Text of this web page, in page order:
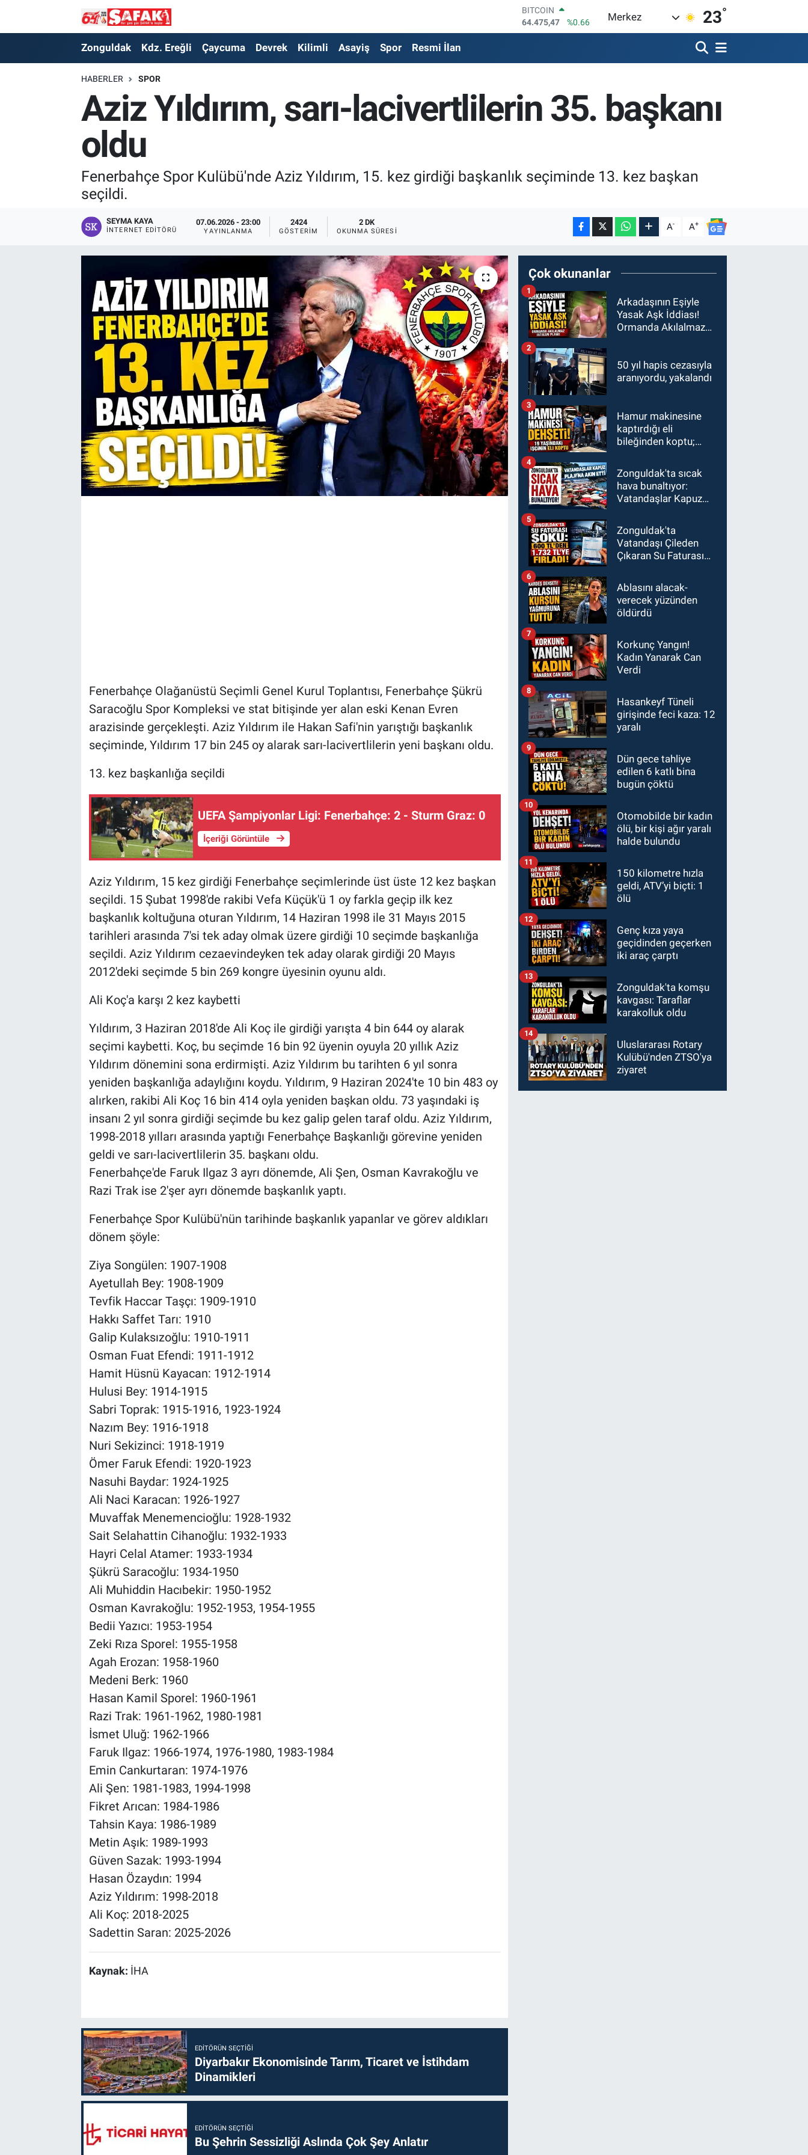
DOLAR
47,5971
%0.05
STERLİN
6518.23
%0.39
BİST100
13.703
%0
Merkez 23°
Zonguldak Kdz. Ereğli Çaycuma Devrek Kilimli Asayiş Spor Resmi İlan
HABERLER SPOR
Aziz Yıldırım, sarı-lacivertlilerin 35. başkanı
oldu
Fenerbahçe Spor Kulübü'nde Aziz Yıldırım, 15. kez girdiği başkanlık seçiminde 13. kez başkan
seçildi.
SEYMA KAYA
İNTERNET EDITÖRÜ
07.06.2026 - 23:00
YAYINLANMA
2424
GÖSTERIM
2 DK
OKUNMA SÜRESI A- A+
Fenerbahçe Olağanüstü Seçimli Genel Kurul Toplantısı, Fenerbahçe Şükrü
Saracoğlu Spor Kompleksi ve stat bitişinde yer alan eski Kenan Evren
arazisinde gerçekleşti. Aziz Yıldırım ile Hakan Safi'nin yarıştığı başkanlık
seçiminde, Yıldırım 17 bin 245 oy alarak sarı-lacivertlilerin yeni başkanı oldu.
13. kez başkanlığa seçildi
UEFA Şampiyonlar Ligi: Fenerbahçe: 2 - Sturm Graz: 0
İçeriği Görüntüle
Aziz Yıldırım, 15 kez girdiği Fenerbahçe seçimlerinde üst üste 12 kez başkan
seçildi. 15 Şubat 1998'de rakibi Vefa Küçük'ü 1 oy farkla geçip ilk kez
başkanlık koltuğuna oturan Yıldırım, 14 Haziran 1998 ile 31 Mayıs 2015
tarihleri arasında 7'si tek aday olmak üzere girdiği 10 seçimde başkanlığa
seçildi. Aziz Yıldırım cezaevindeyken tek aday olarak girdiği 20 Mayıs
2012'deki seçimde 5 bin 269 kongre üyesinin oyunu aldı.
Ali Koç'a karşı 2 kez kaybetti
Yıldırım, 3 Haziran 2018'de Ali Koç ile girdiği yarışta 4 bin 644 oy alarak
seçimi kaybetti. Koç, bu seçimde 16 bin 92 üyenin oyuyla 20 yıllık Aziz
Yıldırım dönemini sona erdirmişti. Aziz Yıldırım bu tarihten 6 yıl sonra
yeniden başkanlığa adaylığını koydu. Yıldırım, 9 Haziran 2024'te 10 bin 483 oy
alırken, rakibi Ali Koç 16 bin 414 oyla yeniden başkan oldu. 73 yaşındaki iş
insanı 2 yıl sonra girdiği seçimde bu kez galip gelen taraf oldu. Aziz Yıldırım,
1998-2018 yılları arasında yaptığı Fenerbahçe Başkanlığı görevine yeniden
geldi ve sarı-lacivertlilerin 35. başkanı oldu.
Fenerbahçe'de Faruk Ilgaz 3 ayrı dönemde, Ali Şen, Osman Kavrakoğlu ve
Razi Trak ise 2'şer ayrı dönemde başkanlık yaptı.
Fenerbahçe Spor Kulübü'nün tarihinde başkanlık yapanlar ve görev aldıkları
dönem şöyle:
Ziya Songülen: 1907-1908
Ayetullah Bey: 1908-1909
Tevfik Haccar Taşçı: 1909-1910
Hakkı Saffet Tarı: 1910
Galip Kulaksızoğlu: 1910-1911
Osman Fuat Efendi: 1911-1912
Hamit Hüsnü Kayacan: 1912-1914
Hulusi Bey: 1914-1915
Sabri Toprak: 1915-1916, 1923-1924
Nazım Bey: 1916-1918
Nuri Sekizinci: 1918-1919
Ömer Faruk Efendi: 1920-1923
Nasuhi Baydar: 1924-1925
Ali Naci Karacan: 1926-1927
Muvaffak Menemencioğlu: 1928-1932
Sait Selahattin Cihanoğlu: 1932-1933
Hayri Celal Atamer: 1933-1934
Şükrü Saracoğlu: 1934-1950
Ali Muhiddin Hacıbekir: 1950-1952
Osman Kavrakoğlu: 1952-1953, 1954-1955
Bedii Yazıcı: 1953-1954
Zeki Rıza Sporel: 1955-1958
Agah Erozan: 1958-1960
Medeni Berk: 1960
Hasan Kamil Sporel: 1960-1961
Razi Trak: 1961-1962, 1980-1981
İsmet Uluğ: 1962-1966
Faruk Ilgaz: 1966-1974, 1976-1980, 1983-1984
Emin Cankurtaran: 1974-1976
Ali Şen: 1981-1983, 1994-1998
Fikret Arıcan: 1984-1986
Tahsin Kaya: 1986-1989
Metin Aşık: 1989-1993
Güven Sazak: 1993-1994
Hasan Özaydın: 1994
Aziz Yıldırım: 1998-2018
Ali Koç: 2018-2025
Sadettin Saran: 2025-2026
Kaynak: İHA
EDITÖRÜN SEÇTIĞI
Diyarbakır Ekonomisinde Tarım, Ticaret ve İstihdam
Dinamikleri
EDITÖRÜN SEÇTIĞI
Bu Şehrin Sessizliği Aslında Çok Şey Anlatır
Çok okunanlar
Arkadaşının Eşiyle
Yasak Aşk İddiası!
Ormanda Akılalmaz
1
50 yıl hapis cezasıyla
aranıyordu, yakalandı
2
Hamur makinesine
kaptırdığı eli
bileğinden koptu;
3
Zonguldak'ta sıcak
hava bunaltıyor:
Vatandaşlar Kapuz
4
Zonguldak'ta
Vatandaşı Çileden
Çıkaran Su Faturası
1700 TL'ye
5
Ablasını alacak-
verecek yüzünden
öldürdü
6
Korkunç Yangın!
Kadın Yanarak Can
Verdi
7
Hasankeyf Tüneli
girişinde feci kaza: 12
yaralı
8
Dün gece tahliye
edilen 6 katlı bina
bugün çöktü
9
Otomobilde bir kadın
ölü, bir kişi ağır yaralı
halde bulundu
10
150 kilometre hızla
geldi, ATV’yi biçti: 1
ölü
11
Genç kıza yaya
geçidinden geçerken
iki araç çarptı
12
Zonguldak'ta komşu
kavgası: Taraflar
karakolluk oldu
13
Uluslararası Rotary
Kulübü'nden ZTSO'ya
ziyaret
14
Zonguldak
Kdz. Ereğli
Zonguldak Nöbetçi Eczaneler
Zonguldak Hava Durumu
Zonguldak Namaz Vakitleri
Zonguldak Trafik Yoğunluk Haritası
Süper Lig Puan Durumu ve Fikstür
Tüm Manşetler
Son Dakika Haberleri